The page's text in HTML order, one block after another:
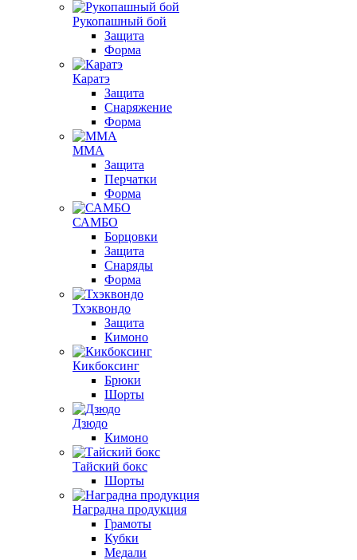
Рукопашный бой
Защита
Форма
Каратэ
Защита
Снаряжение
Форма
ММА
Защита
Перчатки
Форма
САМБО
Борцовки
Защита
Снаряды
Форма
Тхэквондо
Защита
Кимоно
Кикбоксинг
Брюки
Шорты
Дзюдо
Кимоно
Тайский бокс
Шорты
Наградна продукция
Грамоты
Кубки
Медали